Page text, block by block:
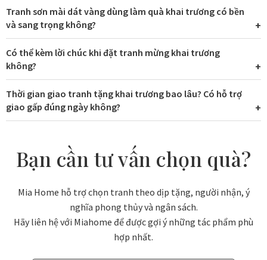
Tranh sơn mài dát vàng dùng làm quà khai trương có bền
và sang trọng không?
Có thể kèm lời chúc khi đặt tranh mừng khai trương
không?
Thời gian giao tranh tặng khai trương bao lâu? Có hỗ trợ
giao gấp đúng ngày không?
Bạn cần tư vấn chọn quà?
Mia Home hỗ trợ chọn tranh theo dịp tặng, người nhận, ý
nghĩa phong thủy và ngân sách.
Hãy liên hệ với Miahome để được gợi ý những tác phẩm phù
hợp nhất.